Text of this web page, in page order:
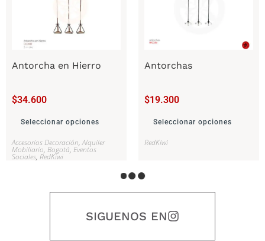
Antorcha en Hierro
$34.600
Seleccionar opciones
Accesorios Decoración,Alquiler
Mobiliario, Bogotá, Eventos
Sociales, RedKiwi
Antorchas
$19.300
Seleccionar opciones
RedKiwi